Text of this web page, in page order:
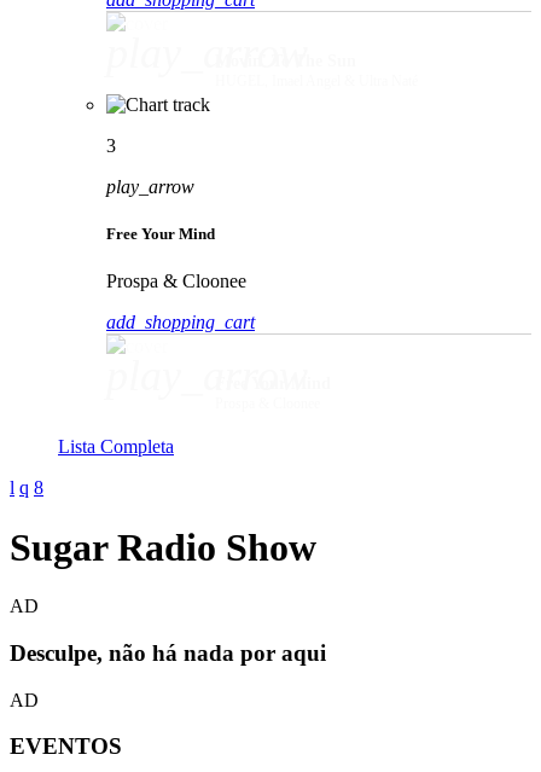
3
play_arrow
Free Your Mind
Prospa & Cloonee
add_shopping_cart
Lista Completa
Sugar Radio Show
AD
Desculpe, não há nada por aqui
AD
EVENTOS